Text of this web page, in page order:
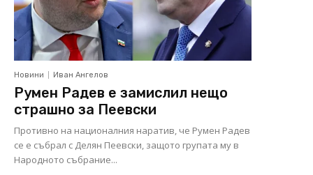
Новини Иван Ангелов
Румен Радев е замислил нещо
страшно за Пеевски
Противно на националния наратив, че Румен Радев
се е събрал с Делян Пеевски, защото групата му в
Народното събрание...